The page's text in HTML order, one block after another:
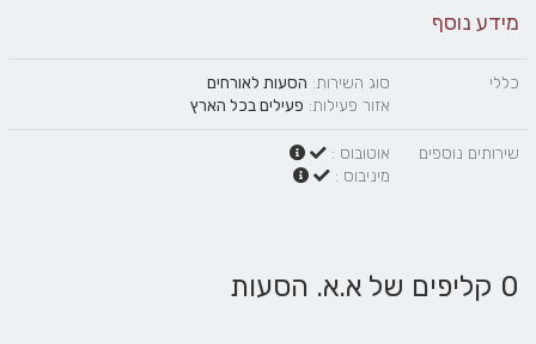
מידע נוסף
כללי סוג השירות: הסעות לאורחים
אזור פעילות: פעילים בכל הארץ
שירותים נוספים
אוטובוס :
מיניבוס :
0 קליפים של א.א. הסעות